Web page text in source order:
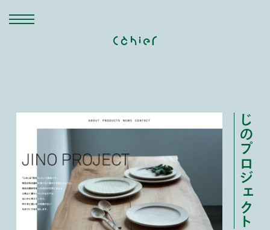
じのプロジェクト